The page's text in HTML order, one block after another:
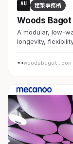
AU 建築事務所
Woods Bagot
A modular, low-
longevity,
woodsbagot.com